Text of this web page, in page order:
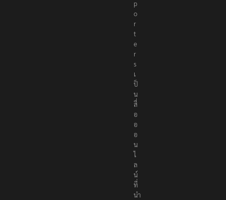
p
o
r
t
e
r
s
เ
ป็
น
สื่
อ
อ
อ
น
ไ
ล
น์
ที่
นำ